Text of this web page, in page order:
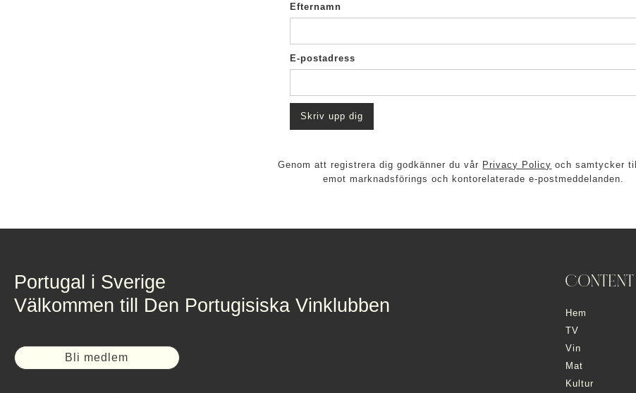
Efternamn
E-postadress
Genom att registrera dig godkänner du vår Privacy Policy och samtycker
emot marknadsförings och kontorelaterade e-postmeddelanden.
Portugal i Sverige
Välkommen till Den Portugisiska Vinklubben
Bli medlem
CONTENT
Hem
TV
Vin
Mat
Kultur